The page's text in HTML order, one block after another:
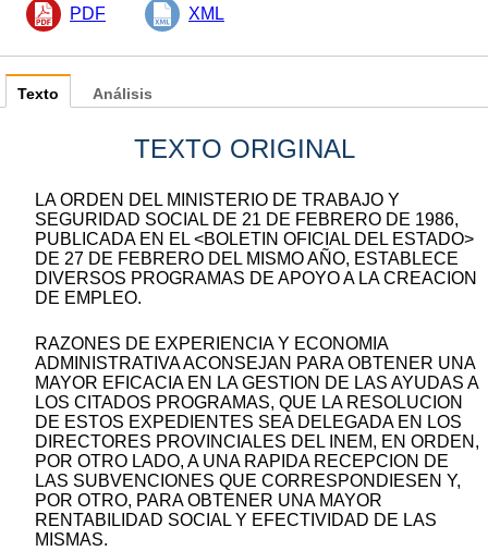
PDF XML
Texto
TEXTO ORIGINAL
LA ORDEN DEL MINISTERIO DE TRABAJO Y
SEGURIDAD SOCIAL DE 21 DE FEBRERO DE 1986,
PUBLICADA EN EL <BOLETIN OFICIAL DEL ESTADO>
DE 27 DE FEBRERO DEL MISMO AÑO, ESTABLECE
DIVERSOS PROGRAMAS DE APOYO A LA CREACION
DE EMPLEO.
RAZONES DE EXPERIENCIA Y ECONOMIA
ADMINISTRATIVA ACONSEJAN PARA OBTENER UNA
MAYOR EFICACIA EN LA GESTION DE LAS AYUDAS A
LOS CITADOS PROGRAMAS, QUE LA RESOLUCION
DE ESTOS EXPEDIENTES SEA DELEGADA EN LOS
DIRECTORES PROVINCIALES DEL INEM, EN ORDEN,
POR OTRO LADO, A UNA RAPIDA RECEPCION DE
LAS SUBVENCIONES QUE CORRESPONDIESEN Y,
POR OTRO, PARA OBTENER UNA MAYOR
RENTABILIDAD SOCIAL Y EFECTIVIDAD DE LAS
MISMAS.
Análisis